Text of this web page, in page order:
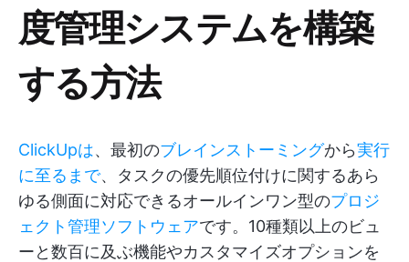
度管理システムを構築
する方法
ClickUpは、最初のブレインストーミングから実行
に至るまで、タスクの優先順位付けに関するあら
ゆる側面に対応できるオールインワン型のプロジ
ェクト管理ソフトウェアです。10種類以上のビュ
ーと数百に及ぶ機能やカスタマイズオプションを